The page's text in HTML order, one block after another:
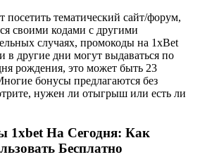
посетить тематический сайт/форум,
своими кодами с другими
случаях, промокоды на 1xBet
в другие дни могут выдаваться по
рождения, это может быть 23
бонусы предлагаются без
нужен ли отыгрыш или есть ли
1xbet На Сегодня: Как
Бесплатно